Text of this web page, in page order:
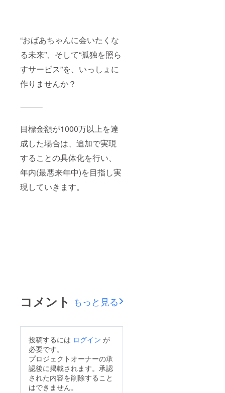
“おばあちゃんに会いたくな
る未来”、そして“孤独を照ら
すサービス”を、いっしょに
作りませんか？
⸻
目標金額が1000万以上を達
成した場合は、追加で実現
することの具体化を行い、
年内(最悪来年中)を目指し実
現していきます。
コメント もっと見る
投稿するには ログイン が
必要です。
プロジェクトオーナーの承
認後に掲載されます。承認
された内容を削除すること
はできません。